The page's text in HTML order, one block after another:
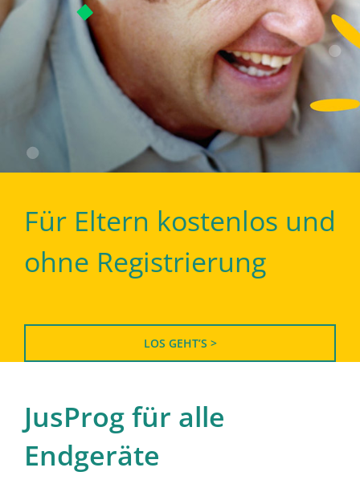
Für Eltern kostenlos und
ohne Registrierung
LOS GEHT’S >
JusProg für alle
Endgeräte